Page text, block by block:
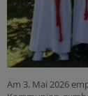
Am 3. Mai 2026